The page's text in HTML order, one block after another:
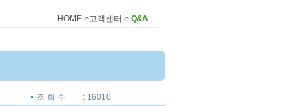
HOME >고객센터 > Q&A
조 회 수 : 16010